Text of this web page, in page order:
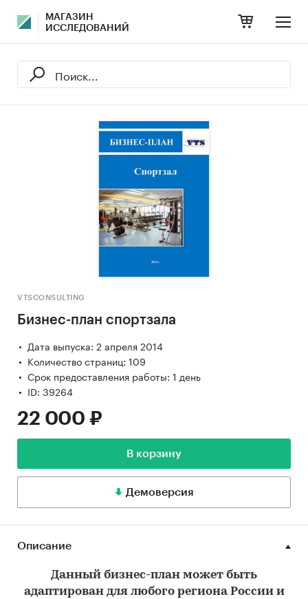
МАГАЗИН
ИССЛЕДОВАНИЙ
VTSCONSULTING
Бизнес-план спортзала
Дата выпуска: 2 апреля 2014
Количество страниц: 109
Срок предоставления работы: 1 день
ID: 39264
22 000 ₽
В корзину
Демоверсия
Описание
Данный бизнес-план может быть
адаптирован для любого региона России и